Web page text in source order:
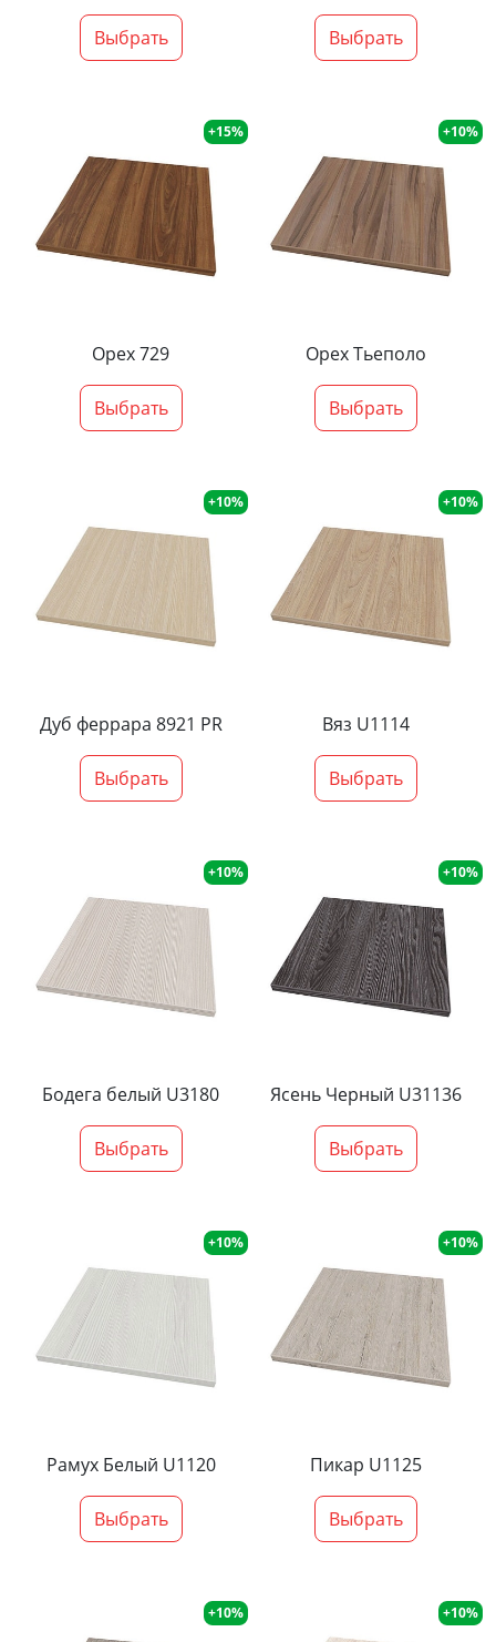
Выбрать Выбрать
+15%
Орех 729
Выбрать
+10%
Орех Тьеполо
Выбрать
+10%
Дуб феррара 8921 PR
Выбрать
+10%
Вяз U1114
Выбрать
+10%
Бодега белый U3180
Выбрать
+10%
Ясень Черный U31136
Выбрать
+10%
Рамух Белый U1120
Выбрать
+10%
Пикар U1125
Выбрать
+10% +10%